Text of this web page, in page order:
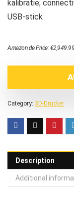
kalibratie;
USB-stick
Amazon.de Price:€2,949.99
Category: 3D-Drucker
Description
Additional